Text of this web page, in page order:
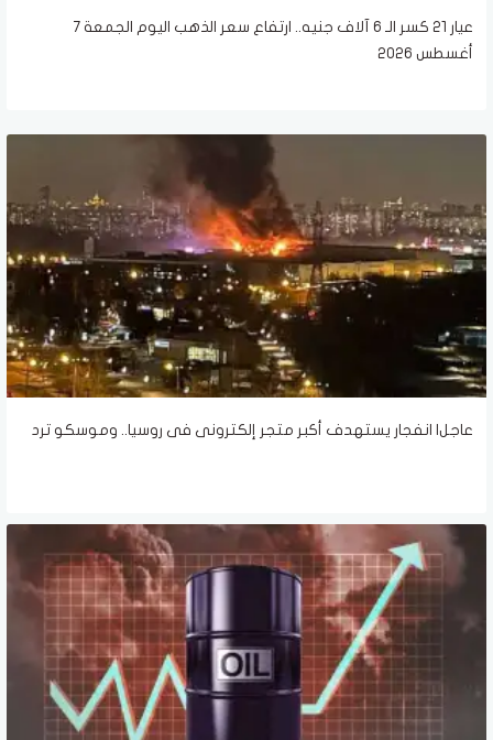
عيار 21 كسر الـ 6 آلاف جنيه.. ارتفاع سعر الذهب اليوم الجمعة 7
أغسطس 2026
عاجل| انفجار يستهدف أكبر متجر إلكترونى فى روسيا.. وموسكو ترد